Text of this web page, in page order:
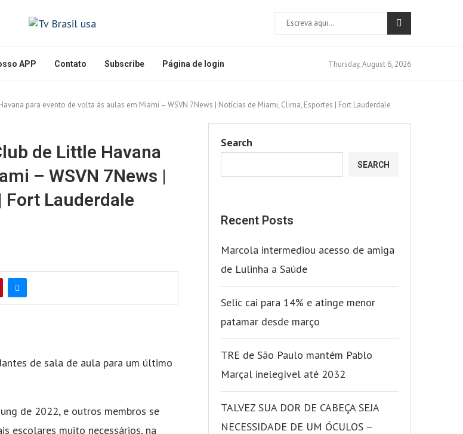
APP Contato Subscribe Página de login Thursday, August 6, 2026
para evento de volta às aulas em Miami – WSVN 7News | Notícias de Miami, Clima, Esportes | Fort Lauderdale
de Little Havana
– WSVN 7News |
Fort Lauderdale
de sala de aula para um último
de 2022, e outros membros se
escolares muito necessários, na
Search
SEARCH
Recent Posts
Marcola intermediou acesso de amiga
de Lulinha a Saúde
Selic cai para 14% e atinge menor
patamar desde março
TRE de São Paulo mantém Pablo
Marçal inelegível até 2032
TALVEZ SUA DOR DE CABEÇA SEJA
NECESSIDADE DE UM ÓCULOS –